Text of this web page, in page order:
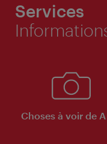
Services
Choses à voir de A